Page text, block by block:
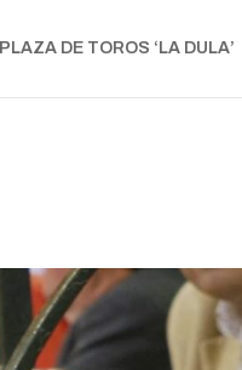
PLAZA DE TOROS ‘LA DULA’